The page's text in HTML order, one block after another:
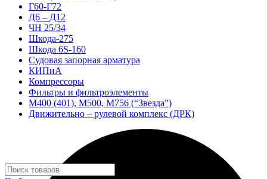
Г60-Г72
Д6 – Д12
ЧН 25/34
Шкода-275
Шкода 6S-160
Судовая запорная арматура
КИПиА
Компрессоры
Фильтры и фильтроэлементы
М400 (401), М500, М756 (“Звезда”)
Движительно – рулевой комплекс (ДРК)